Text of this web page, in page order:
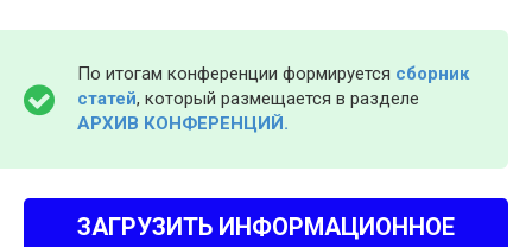
По итогам конференции формируется сборник
статей, который размещается в разделе
АРХИВ КОНФЕРЕНЦИЙ.
ЗАГРУЗИТЬ ИНФОРМАЦИОННОЕ